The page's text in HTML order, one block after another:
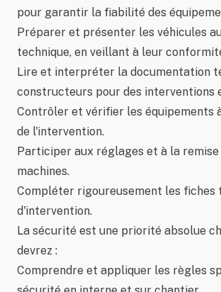
pour garantir la fiabilité des
Préparer et présenter les véhicules
technique, en veillant à leur
Lire et interpréter la documentation
constructeurs pour des interventions
Contrôler et vérifier les équipements
de l'intervention.
Participer aux réglages et à la remise
machines.
Compléter rigoureusement les fiches
d'intervention.
La sécurité est une priorité absolue
devrez :
Comprendre et appliquer les règles